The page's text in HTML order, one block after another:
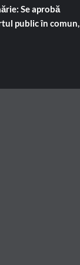
Se aprobă
public în comun,